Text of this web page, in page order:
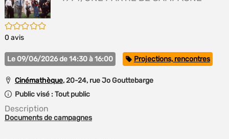
/5
0 avis
Le 09/06/2026 de 14:30 à 16:00 Catégorie
Projections, rencontres
Cinémathèque, 20-24, rue Jo Gouttebarge
Public visé :Tout public
Description
Documents de campagnes